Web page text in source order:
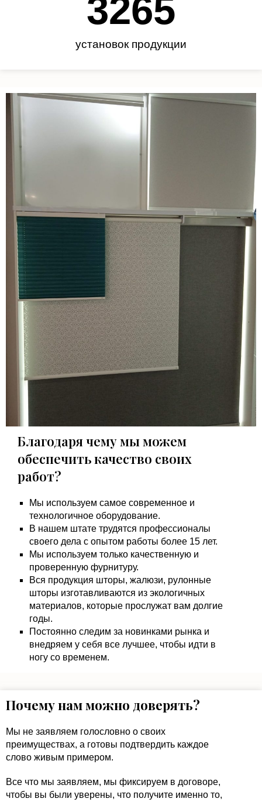
установок продукции
3450
Благодаря чему мы можем
обеспечить качество своих
работ?
Мы используем самое современное и
технологичное оборудование.
В нашем штате трудятся профессионалы
своего дела с опытом работы более 15 лет.
Мы используем только качественную и
проверенную фурнитуру.
Вся продукция шторы, жалюзи, рулонные
шторы изготавливаются из экологичных
материалов, которые прослужат вам долгие
годы.
Постоянно следим за новинками рынка и
внедряем у себя все лучшее, чтобы идти в
ногу со временем.
Почему нам можно доверять?
Мы не заявляем голословно о своих
преимуществах, а готовы подтвердить каждое
слово живым примером.
Все что мы заявляем, мы фиксируем в договоре,
чтобы вы были уверены, что получите именно то,